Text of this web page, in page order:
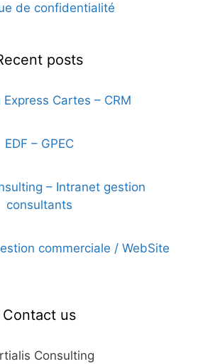
de confidentialité
posts
Cartes – CRM
EDF – GPEC
– Intranet gestion
consultants
commerciale / WebSite
Contact us
Consulting